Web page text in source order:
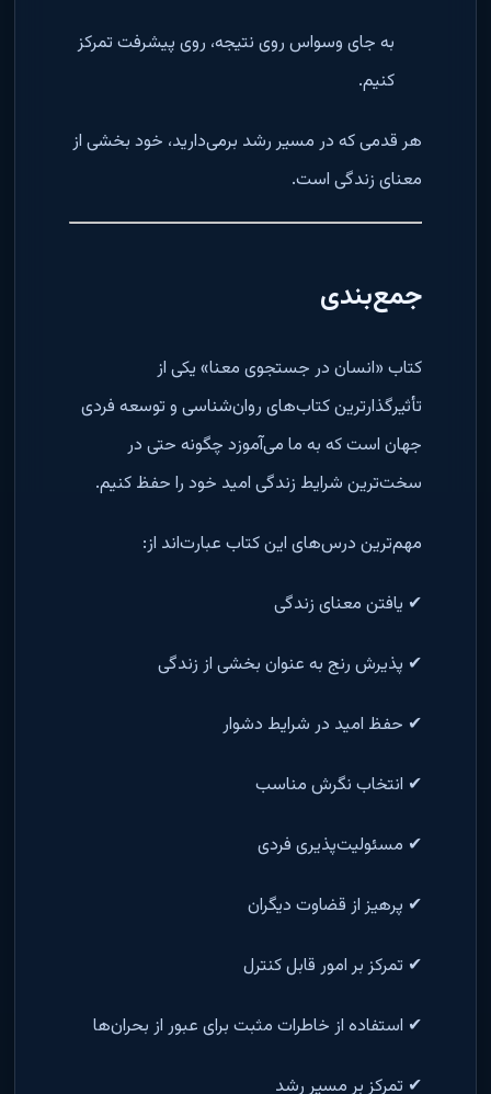
به جای وسواس روی نتیجه، روی پیشرفت تمرکز
کنیم.
هر قدمی که در مسیر رشد برمی‌دارید، خود بخشی از
معنای زندگی است.
جمع‌بندی
کتاب «انسان در جستجوی معنا» یکی از
تأثیرگذارترین کتاب‌های روان‌شناسی و توسعه فردی
جهان است که به ما می‌آموزد چگونه حتی در
سخت‌ترین شرایط زندگی امید خود را حفظ کنیم.
مهم‌ترین درس‌های این کتاب عبارت‌اند از:
✔ یافتن معنای زندگی
✔ پذیرش رنج به عنوان بخشی از زندگی
✔ حفظ امید در شرایط دشوار
✔ انتخاب نگرش مناسب
✔ مسئولیت‌پذیری فردی
✔ پرهیز از قضاوت دیگران
✔ تمرکز بر امور قابل کنترل
✔ استفاده از خاطرات مثبت برای عبور از بحران‌ها
✔ تمرکز بر مسیر رشد